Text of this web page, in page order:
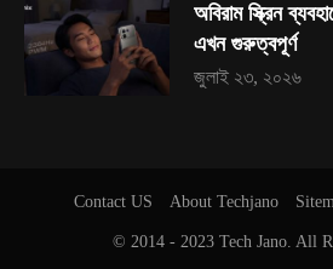
অবিরাম স্ক্রিন
এখন গুরুত্বপূর্ণ
জুলাই ২৩, ২০২৬
Contact US About Techjano
© 2014 - 2023 Tech Jano. All